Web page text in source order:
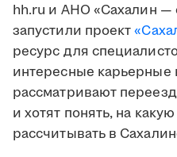
hh.ru и АНО «Сахалин —
запустили проект
ресурс для
интересные карьерные
рассматривают
и хотят понять, на
рассчитывать в